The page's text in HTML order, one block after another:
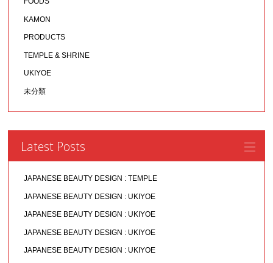
KAMON
PRODUCTS
TEMPLE & SHRINE
UKIYOE
未分類
Latest Posts
JAPANESE BEAUTY DESIGN : TEMPLE
JAPANESE BEAUTY DESIGN : UKIYOE
JAPANESE BEAUTY DESIGN : UKIYOE
JAPANESE BEAUTY DESIGN : UKIYOE
JAPANESE BEAUTY DESIGN : UKIYOE